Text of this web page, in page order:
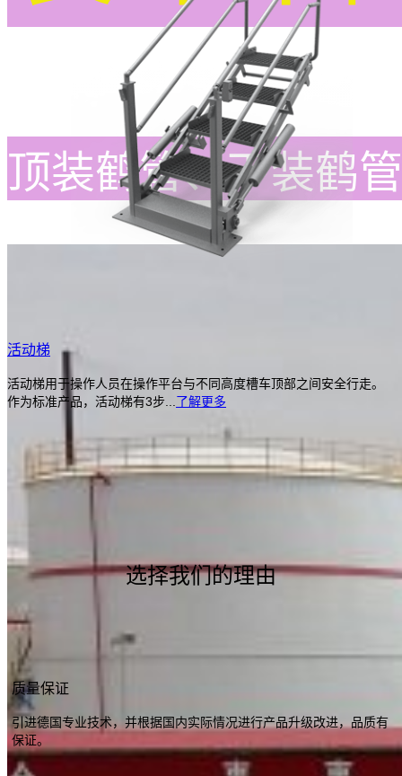
顶装鹤管、下装鹤
活动梯
活动梯用于操作人员在操作平台与不同高度槽车顶部之间安全行走。
作为标准产品，活动梯有3步... 了解更多
选择我们的理由
质量保证
引进德国专业技术，并根据国内实际情况进行产品升级改进，品质有
保证。